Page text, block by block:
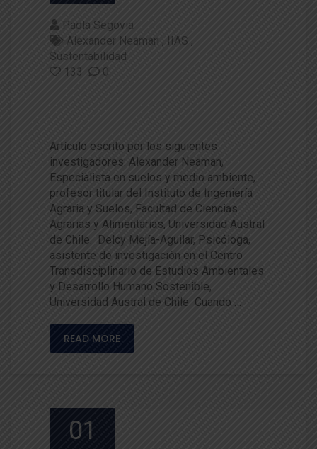
Paola Segovia
Alexander Neaman
IIAS
Sustentabilidad
133
0
Artículo escrito por los siguientes
investigadores: Alexander Neaman,
Especialista en suelos y medio ambiente,
profesor titular del Instituto de Ingeniería
Agraria y Suelos, Facultad de Ciencias
Agrarias y Alimentarias, Universidad Austral
de Chile. Delcy Mejía-Aguilar, Psicóloga,
asistente de investigación en el Centro
Transdisciplinario de Estudios Ambientales
y Desarrollo Humano Sostenible,
Universidad Austral de Chile Cuando …
READ MORE
01